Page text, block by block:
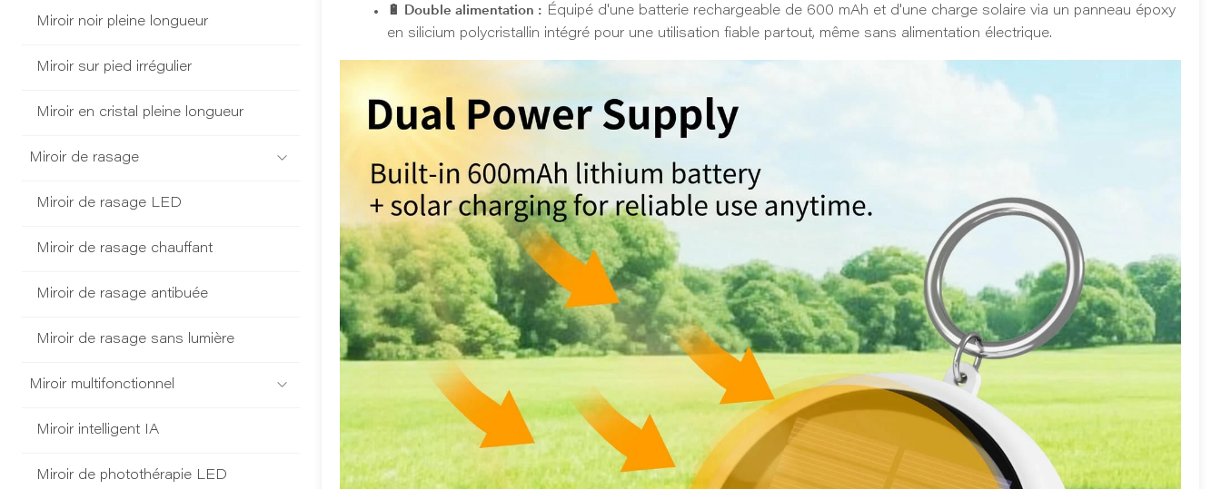
🔋 Double alimentation : Équipé d'une batterie rechargeable de 600 mAh et d'une charge solaire via un panneau époxy
en silicium polycristallin intégré pour une utilisation fiable partout, même sans alimentation électrique.
Miroir noir pleine longueur
Miroir sur pied irrégulier
Miroir en cristal pleine longueur
Miroir de rasage
Miroir de rasage LED
Miroir de rasage chauffant
Miroir de rasage antibuée
Miroir de rasage sans lumière
Miroir multifonctionnel
Miroir intelligent IA
Miroir de photothérapie LED